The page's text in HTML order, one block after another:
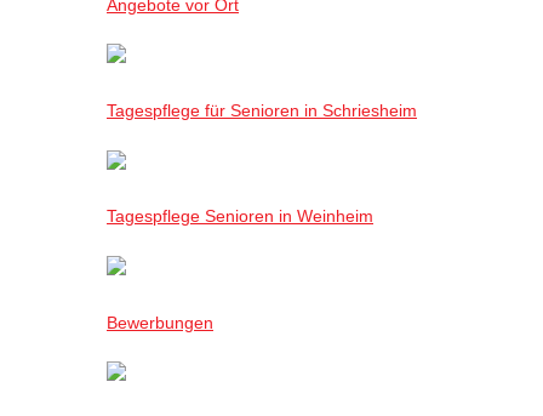
Angebote vor Ort
Tagespflege für Senioren in Schriesheim
Tagespflege Senioren in Weinheim
Bewerbungen